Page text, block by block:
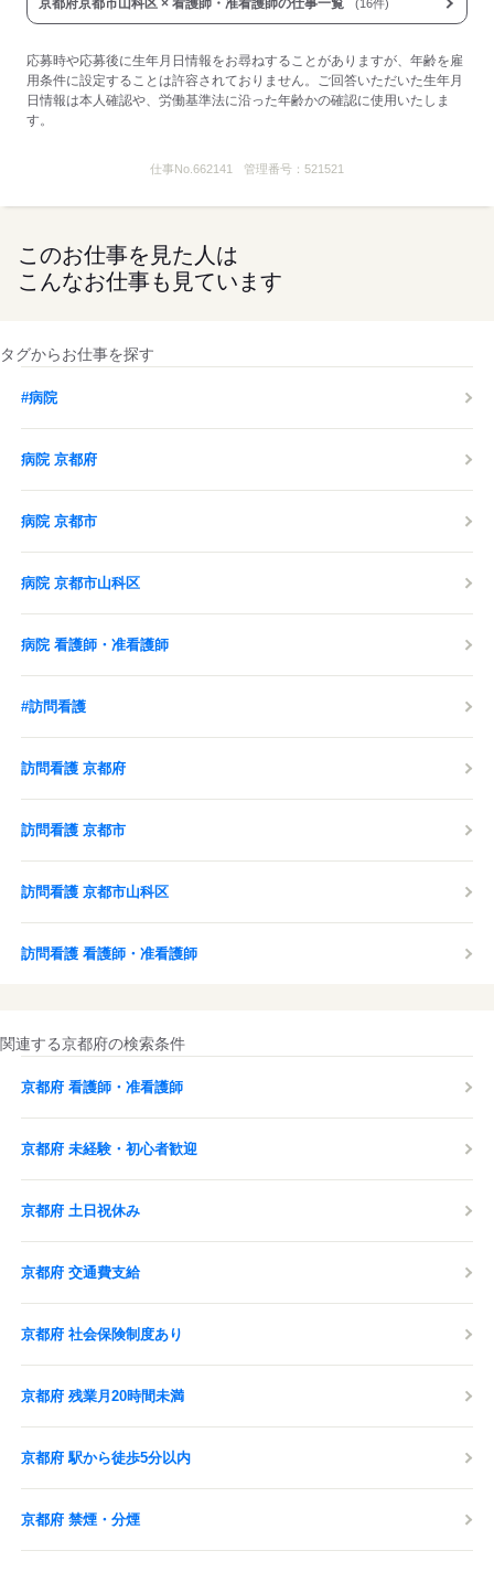
応募する
京都府京都市山科区 × 看護師・准看護師の仕事一覧 (16件)
応募時や応募後に生年月日情報をお尋ねすることがありますが、年齢を雇
用条件に設定することは許容されておりません。ご回答いただいた生年月
日情報は本人確認や、労働基準法に沿った年齢かの確認に使用いたしま
す。
仕事No.662141 管理番号： 521521
このお仕事を見た人は
こんなお仕事も見ています
タグからお仕事を探す
#病院
病院 京都府
病院 京都市
病院 京都市山科区
病院 看護師・准看護師
#訪問看護
訪問看護 京都府
訪問看護 京都市
訪問看護 京都市山科区
訪問看護 看護師・准看護師
関連する京都府の検索条件
京都府 看護師・准看護師
京都府 未経験・初心者歓迎
京都府 土日祝休み
京都府 交通費支給
京都府 社会保険制度あり
京都府 残業月20時間未満
京都府 駅から徒歩5分以内
京都府 禁煙・分煙